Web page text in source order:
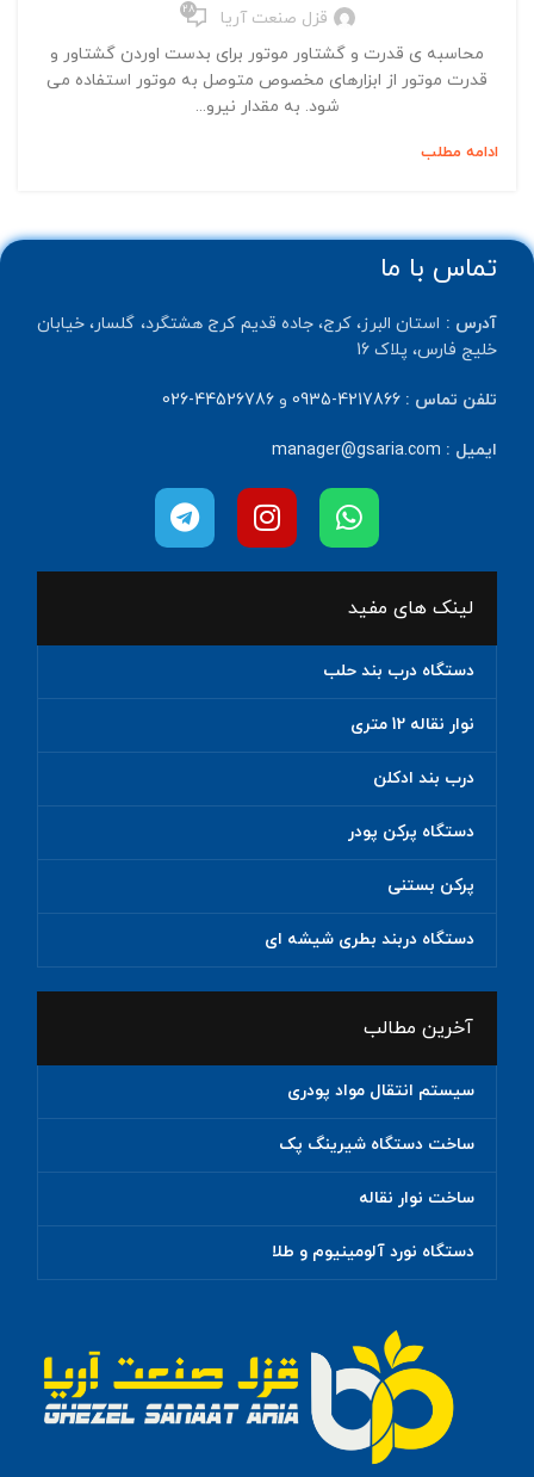
قزل صنعت آریا 28
محاسبه ی قدرت و گشتاور موتور برای بدست اوردن گشتاور و
قدرت موتور از ابزارهای مخصوص متوصل به موتور استفاده می
شود. به مقدار نیرو...
ادامه مطلب
تماس با ما
آدرس : استان البرز، کرج، جاده قدیم کرج هشتگرد، گلسار، خیابان
خلیج فارس، پلاک 16
تلفن تماس : 4217866-0935 و 44526786-026
ایمیل : manager@gsaria.com
لینک های مفید
دستگاه درب بند حلب
نوار نقاله 12 متری
درب بند ادکلن
دستگاه پرکن پودر
پرکن بستنی
دستگاه دربند بطری شیشه ای
آخرین مطالب
سیستم انتقال مواد پودری
ساخت دستگاه شیرینگ پک
ساخت نوار نقاله
دستگاه نورد آلومینیوم و طلا